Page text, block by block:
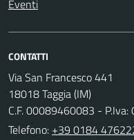
Eventi
CONTATTI
Via San Francesco 441
18018 Taggia (IM)
C.F. 00089460083 -
Telefono: +39 0184